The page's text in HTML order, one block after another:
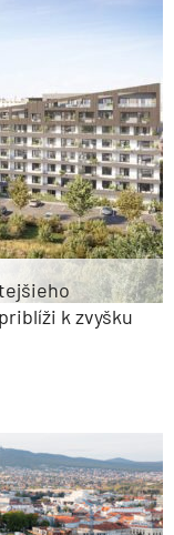
k zvyšku